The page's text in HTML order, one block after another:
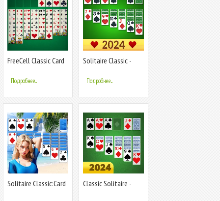
FreeCell Classic Card
Подробнее...
Solitaire Classic -
Подробнее...
Solitaire Classic:Card
Classic Solitaire -